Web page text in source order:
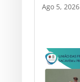
Ago 5, 2026